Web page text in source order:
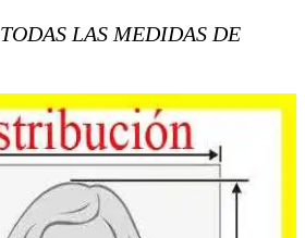
TODAS LAS MEDIDAS DE